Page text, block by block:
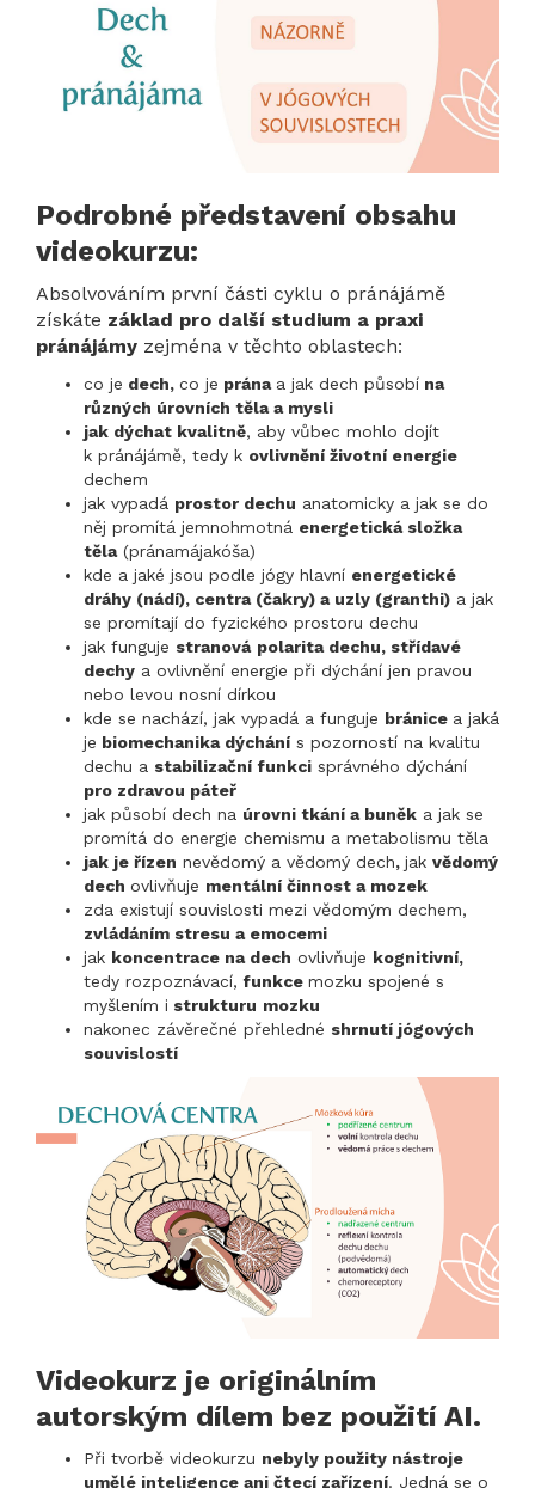
Podrobné představení obsahu
videokurzu:
Absolvováním první části cyklu o pránájámě
získáte základ pro další studium a praxi
pránájámy zejména v těchto oblastech:
co je dech, co je prána a jak dech působí na
různých úrovních těla a mysli
jak dýchat kvalitně, aby vůbec mohlo dojít
k pránájámě, tedy k ovlivnění životní energie
dechem
jak vypadá prostor dechu anatomicky a jak se do
něj promítá jemnohmotná energetická složka
těla(pránamájakóša)
kde a jaké jsou podle jógy hlavní energetické
dráhy (nádí), centra (čakry) a uzly (granthi) a jak
se promítají do fyzického prostoru dechu
jak funguje stranová polarita dechu, střídavé
dechy a ovlivnění energie při dýchání jen pravou
nebo levou nosní dírkou
kde se nachází, jak vypadá a funguje bránice a jaká
je biomechanika dýchání s pozorností na kvalitu
dechu a stabilizační funkci správného dýchání
pro zdravou páteř
jak působí dech na úrovni tkání a buněk a jak se
promítá do energie chemismu a metabolismu těla
jak je řízen nevědomý a vědomý dech, jak vědomý
dech ovlivňuje mentální činnost a mozek
zda existují souvislosti mezi vědomým dechem,
zvládáním stresu a emocemi
jak koncentrace na dech ovlivňuje kognitivní,
tedy rozpoznávací, funkce mozku spojené s
myšlením i strukturu mozku
nakonec závěrečné přehledné shrnutí jógových
souvislostí
Videokurz je originálním
autorským dílem bez použití AI.
Při tvorbě videokurzu nebyly použity nástroje
umělé inteligence ani čtecí zařízení. Jedná se o